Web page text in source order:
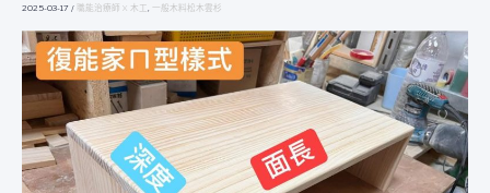
2025-03-17 / 職能治療師 X 木工, 一般木料松木雲杉
｜
訂
製
木
作
｜
尺
寸
標